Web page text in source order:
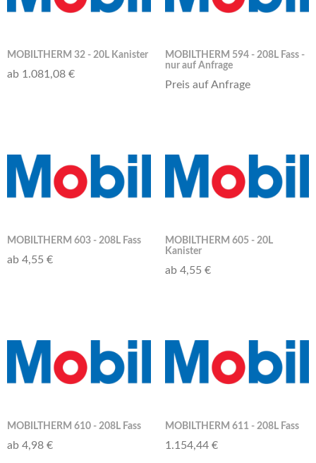
MOBILTHERM 32 - 20L Kanister
ab 1.081,08 €
MOBILTHERM 594 - 208L Fass -
nur auf Anfrage
Preis auf Anfrage
MOBILTHERM 603 - 208L Fass
ab 4,55 €
MOBILTHERM 605 - 20L
Kanister
ab 4,55 €
MOBILTHERM 610 - 208L Fass
ab 4,98 €
MOBILTHERM 611 - 208L Fass
1.154,44 €